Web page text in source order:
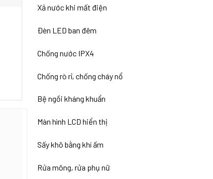
Xả nước khi mất điện
Đèn LED ban đêm
Chống nước IPX4
Chống rò rỉ, chống cháy nổ
Bệ ngồi kháng khuẩn
Màn hình LCD hiển thị
Sấy khô bằng khí ấm
Rửa mông, rửa phụ nữ